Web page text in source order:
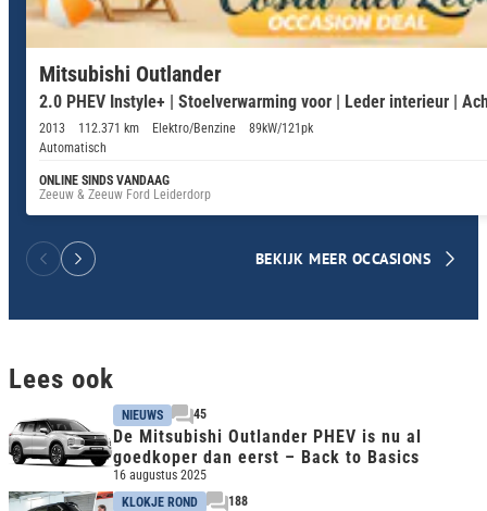
Mitsubishi Outlander
2.0 PHEV Instyle+ | Stoelverwarming voor | Leder interieur |
2013 112.371 km Elektro/Benzine
89kW/121pk
Automatisch
ONLINE SINDS VANDAAG
Zeeuw & Zeeuw Ford Leiderdorp
BEKIJK MEER OCCASIONS
Lees ook
NIEUWS 45
De Mitsubishi Outlander PHEV is nu al
goedkoper dan eerst – Back to Basics
16 augustus 2025
KLOKJE ROND 188